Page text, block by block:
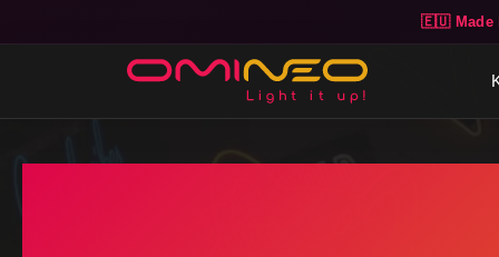
🇪🇺 Made
Skip to main content